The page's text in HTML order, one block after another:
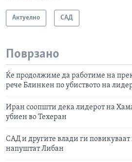
Актуелно САД
Поврзано
Ќе продолжиме да работиме на
рече Блинкен по убиството на
Иран соопшти дека лидерот на
убиен во Техеран
САД и другите влади ги повикуваат
напуштат Либан